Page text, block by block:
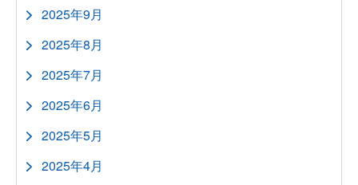
2025年9月
2025年8月
2025年7月
2025年6月
2025年5月
2025年4月